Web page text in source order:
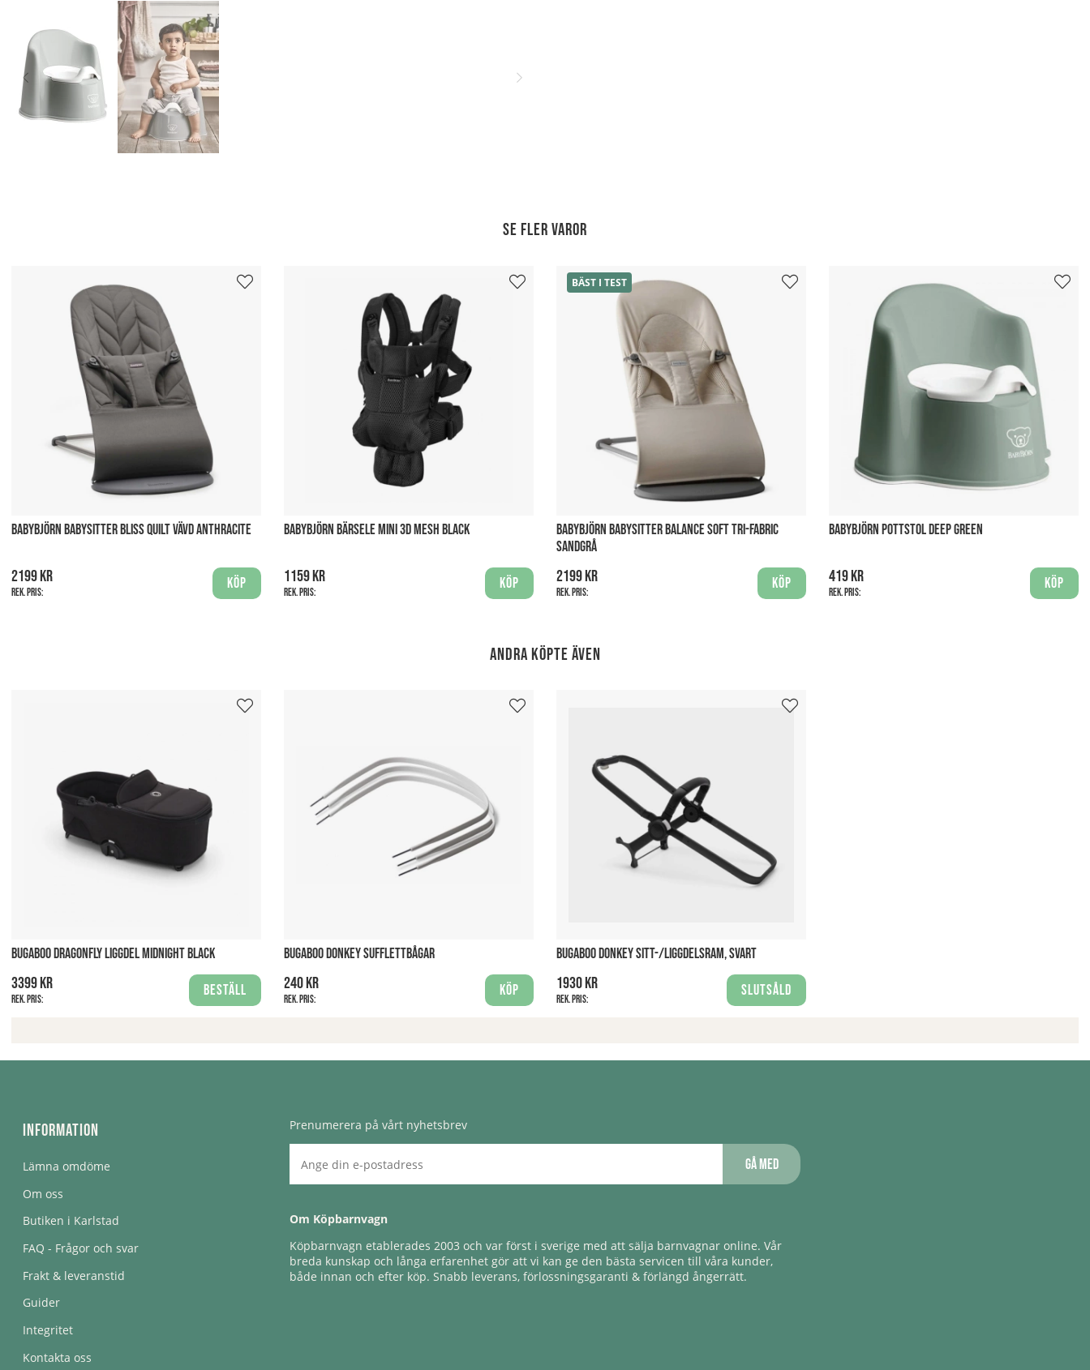
Se fler varor
BABYBJÖRN BABYSITTER BLISS QUILT VÄVD ANTHRACITE
2199 kr
Rek. pris:
Köp
BABYBJÖRN BÄRSELE MINI 3D MESH BLACK
1159 kr
Rek. pris:
Köp
BÄST I TEST
BABYBJÖRN BABYSITTER BALANCE SOFT TRI-FABRIC
SANDGRÅ
2199 kr
Rek. pris:
Köp
BABYBJÖRN POTTSTOL DEEP GREEN
419 kr
Rek. pris:
Köp
Andra köpte även
BUGABOO DRAGONFLY LIGGDEL MIDNIGHT BLACK
3399 kr
Rek. pris:
Beställ
BUGABOO DONKEY SUFFLETTBÅGAR
240 kr
Rek. pris:
Köp
BUGABOO DONKEY SITT-/LIGGDELSRAM, SVART
1930 kr
Rek. pris:
Slutsåld
Information
Lämna omdöme
Om oss
Butiken i Karlstad
FAQ - Frågor och svar
Frakt & leveranstid
Guider
Integritet
Kontakta oss
Prenumerera på vårt nyhetsbrev
Gå med
Om Köpbarnvagn
Köpbarnvagn etablerades 2003 och var först i sverige med att sälja barnvagnar online. Vår
breda kunskap och långa erfarenhet gör att vi kan ge den bästa servicen till våra kunder,
både innan och efter köp. Snabb leverans, förlossningsgaranti & förlängd ångerrätt.